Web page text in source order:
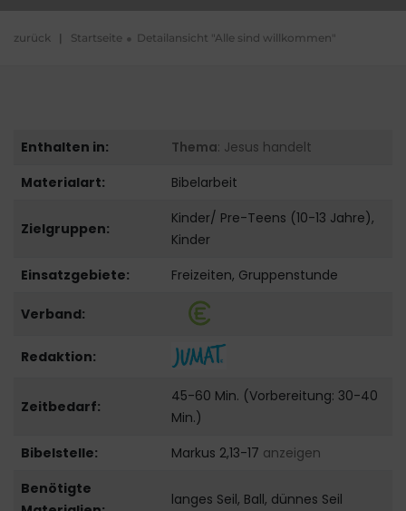
zurück | Startseite Detailansicht "Alle sind willkommen"
Enthalten in: Thema: Jesus handelt
Materialart:
Bibelarbeit
Zielgruppen:
Kinder/ Pre-Teens (10-13 Jahre),
Kinder
Einsatzgebiete:
Freizeiten, Gruppenstunde
Verband:
Redaktion:
Zeitbedarf:
45-60 Min. (Vorbereitung: 30-40
Min.)
Bibelstelle:
Markus 2,13-17 anzeigen
Benötigte
langes Seil, Ball, dünnes Seil